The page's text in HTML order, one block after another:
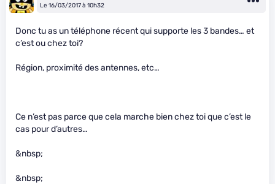
Le 16/03/2017 à 10h32
Donc tu as un téléphone récent qui supporte les 3 bandes… et
c’est ou chez toi?
Région, proximité des antennes, etc…
Ce n’est pas parce que cela marche bien chez toi que c’est le
cas pour d’autres…
&nbsp;
&nbsp;